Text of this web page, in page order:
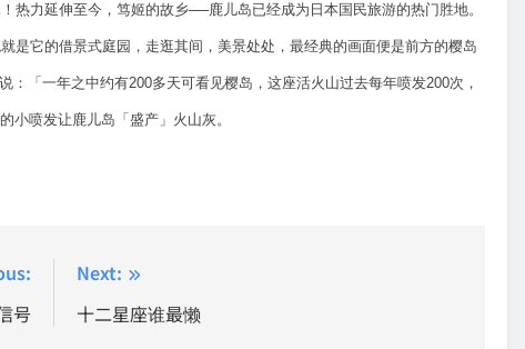
热力延伸至今，笃姬的故乡──鹿儿岛已经成为日本国民旅游的热门胜地。
是它的借景式庭园，走逛其间，美景处处，最经典的画面便是前方的樱岛
「一年之中约有200多天可看见樱岛，这座活火山过去每年喷发200次，
小喷发让鹿儿岛「盛产」火山灰。
号
Next:
十二星座谁最懒